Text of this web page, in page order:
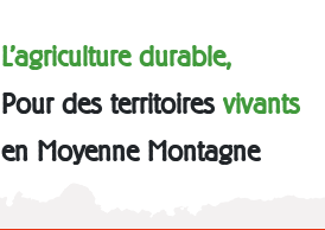
L'agriculture durable,
Pour des territoiresvivants
en Moyenne Montagne